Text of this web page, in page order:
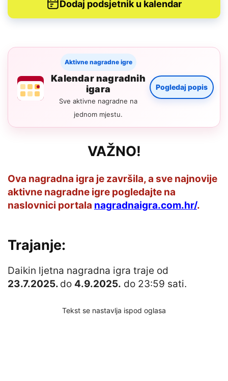
Dodaj podsjetnik u kalendar
Aktivne nagradne igre
Kalendar nagradnih
igara
Sve aktivne nagradne na
jednom mjestu.
Pogledaj popis
VAŽNO!
Ova nagradna igra je završila, a sve najnovije
aktivne nagradne igre pogledajte na
naslovnici portala nagradnaigra.com.hr/.
Trajanje:
Daikin ljetna nagradna igra traje od
23.7.2025. do 4.9.2025. do 23:59 sati.
Tekst se nastavlja ispod oglasa